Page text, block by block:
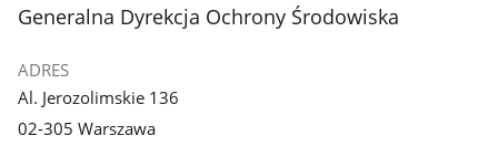
stopka
Generalna Dyrekcja Ochrony Środowiska
ADRES
Al. Jerozolimskie 136
02-305 Warszawa